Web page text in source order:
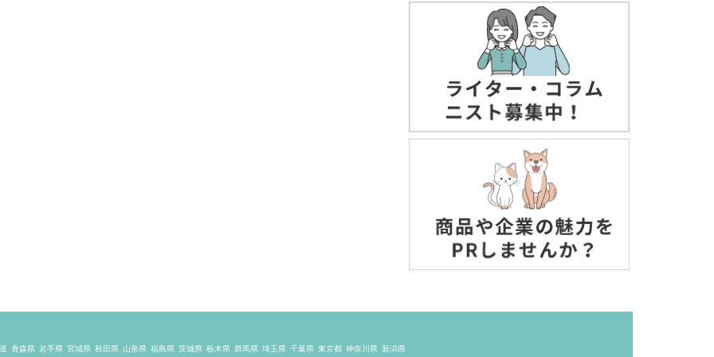
青森県 岩手県 宮城県 秋田県 山形県 福島県 茨城県 栃木県 群馬県 埼玉県 千葉県 東京都 神奈川県 新潟県